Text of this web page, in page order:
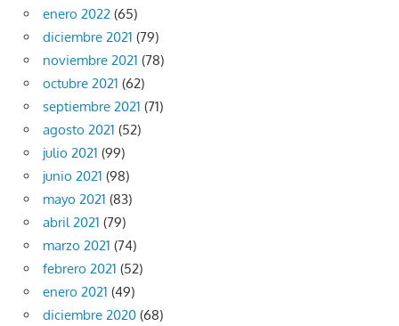
enero 2022 (65)
diciembre 2021 (79)
noviembre 2021 (78)
octubre 2021 (62)
septiembre 2021 (71)
agosto 2021 (52)
julio 2021 (99)
junio 2021 (98)
mayo 2021 (83)
abril 2021 (79)
marzo 2021 (74)
febrero 2021 (52)
enero 2021 (49)
diciembre 2020 (68)